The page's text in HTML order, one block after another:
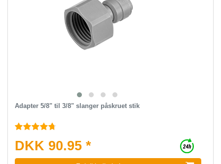
Adapter 5/8" til 3/8" slanger påskruet stik
DKK 90.95 *